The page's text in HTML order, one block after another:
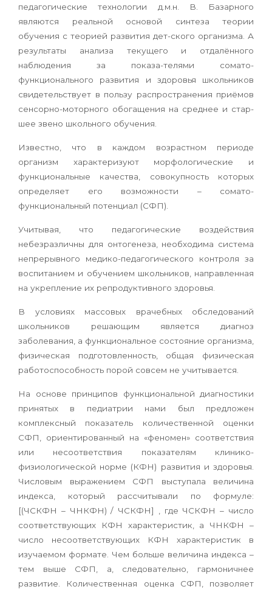
педагогические технологии д.м.н. В. Базарного
являются реальной основой синтеза теории
обучения с теорией развития дет-ского организма. А
результаты анализа текущего и отдалённого
наблюдения за показа-телями сомато-
функционального развития и здоровья школьников
свидетельствует в пользу распространения приёмов
сенсорно-моторного обогащения на среднее и стар-
шее звено школьного обучения.
Известно, что в каждом возрастном периоде
организм характеризуют морфологические и
функциональные качества, совокупность которых
определяет его возможности – сомато-
функциональный потенциал (СФП).
Учитывая, что педагогические воздействия
небезразличны для онтогенеза, необходима система
непрерывного медико-педагогического контроля за
воспитанием и обучением школьников, направленная
на укрепление их репродуктивного здоровья.
В условиях массовых врачебных обследований
школьников решающим является диагноз
заболевания, а функциональное состояние организма,
физическая подготовленность, общая физическая
работоспособность порой совсем не учитывается.
На основе принципов функциональной диагностики
принятых в педиатрии нами был предложен
комплексный показатель количественной оценки
СФП, ориентированный на «феномен» соответствия
или несоответствия показателям клинико-
физиологической норме (КФН) развития и здоровья.
Числовым выражением СФП выступала величина
индекса, который рассчитывали по формуле:
[(ЧСКФН – ЧНКФН) / ЧСКФН] , где ЧСКФН – число
соответствующих КФН характеристик, а ЧНКФН –
число несоответствующих КФН характеристик в
изучаемом формате. Чем больше величина индекса –
тем выше СФП, а, следовательно, гармоничнее
развитие. Количественная оценка СФП, позволяет